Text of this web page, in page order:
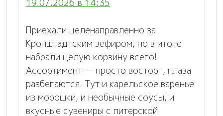
19.07.2026 в 14:35
Приехали целенаправленно за
Кронштадтским зефиром, но в итоге
набрали целую корзину всего!
Ассортимент — просто восторг, глаза
разбегаются. Тут и карельское варенье
из морошки, и необычные соусы, и
вкусные сувениры с питерской